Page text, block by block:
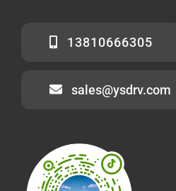
13810666305
sales@ysdrv.com